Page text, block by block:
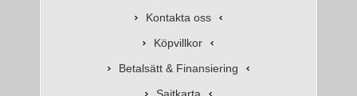
Kontakta oss
Köpvillkor
Betalsätt & Finansiering